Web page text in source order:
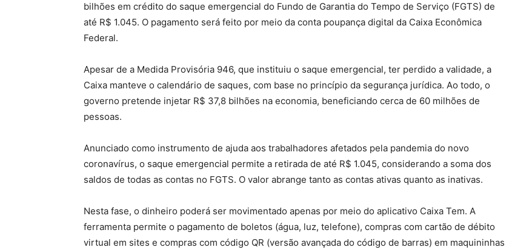
bilhões em crédito do saque emergencial do Fundo de Garantia do Tempo de Serviço (FGTS) de
até R$ 1.045. O pagamento será feito por meio da conta poupança digital da Caixa Econômica
Federal.
Apesar de a Medida Provisória 946, que instituiu o saque emergencial, ter perdido a validade, a
Caixa manteve o calendário de saques, com base no princípio da segurança jurídica. Ao todo, o
governo pretende injetar R$ 37,8 bilhões na economia, beneficiando cerca de 60 milhões de
pessoas.
Anunciado como instrumento de ajuda aos trabalhadores afetados pela pandemia do novo
coronavírus, o saque emergencial permite a retirada de até R$ 1.045, considerando a soma dos
saldos de todas as contas no FGTS. O valor abrange tanto as contas ativas quanto as inativas.
Nesta fase, o dinheiro poderá ser movimentado apenas por meio do aplicativo Caixa Tem. A
ferramenta permite o pagamento de boletos (água, luz, telefone), compras com cartão de débito
virtual em sites e compras com código QR (versão avançada do código de barras) em maquininhas